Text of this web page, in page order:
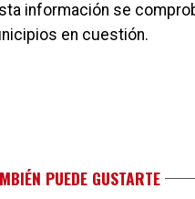
información se
en cuestión.
PUEDE GUSTARTE